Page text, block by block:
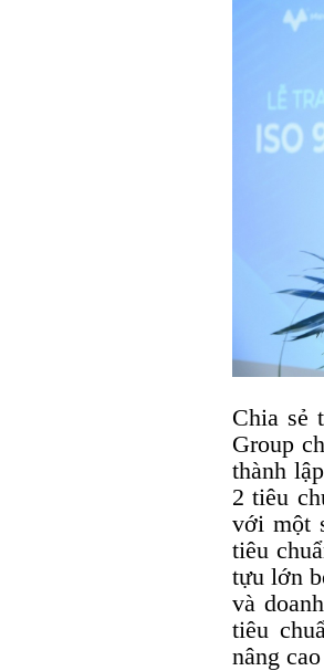
Chia sẻ
Group
thành
2 tiêu
với một
tiêu
tựu lớn
và
tiêu
nâng